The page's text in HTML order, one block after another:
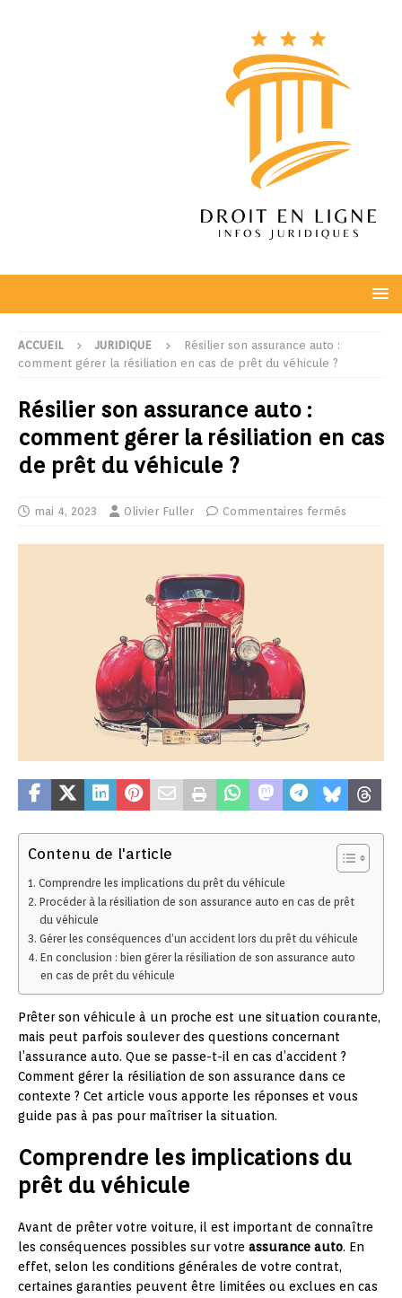
ACCUEIL JURIDIQUE
Résilier son assurance auto :
comment gérer la résiliation en cas de prêt du véhicule ?
Résilier son assurance auto :
comment gérer la résiliation en cas
de prêt du véhicule ?
mai 4, 2023 Olivier Fuller Commentaires fermés
Contenu de l'article
Comprendre les implications du prêt du véhicule
Procéder à la résiliation de son assurance auto en cas de prêt
du véhicule
Gérer les conséquences d’un accident lors du prêt du véhicule
En conclusion : bien gérer la résiliation de son assurance auto
en cas de prêt du véhicule
Prêter son véhicule à un proche est une situation courante,
mais peut parfois soulever des questions concernant
l’assurance auto. Que se passe-t-il en cas d’accident ?
Comment gérer la résiliation de son assurance dans ce
contexte ? Cet article vous apporte les réponses et vous
guide pas à pas pour maîtriser la situation.
Comprendre les implications du
prêt du véhicule
Avant de prêter votre voiture, il est important de connaître
les conséquences possibles sur votre assurance auto. En
effet, selon les conditions générales de votre contrat,
certaines garanties peuvent être limitées ou exclues en cas